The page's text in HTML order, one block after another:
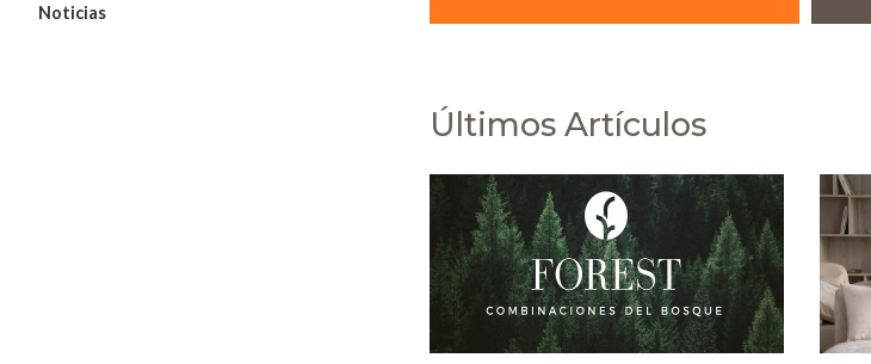
Noticias
Últimos Artículos